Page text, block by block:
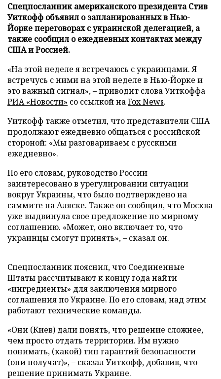
Спецпосланник американского президента Стив
Уиткофф объявил о запланированных в Нью-
Йорке переговорах с украинской делегацией, а
также сообщил о ежедневных контактах между
США и Россией.
«На этой неделе я встречаюсь с украинцами. Я
встречусь с ними на этой неделе в Нью-Йорке и
это важный сигнал», – приводит слова Уиткоффа
РИА «Новости» со ссылкой наFox News.
Уиткофф также отметил, что представители США
продолжают ежедневно общаться с российской
стороной: «Мы разговариваем с русскими
ежедневно».
По его словам, руководство России
заинтересовано в урегулировании ситуации
вокруг Украины, что было подтверждено на
саммите на Аляске. Также он сообщил, что Москва
уже выдвинула свое предложение по мирному
соглашению. «Может, оно включает то, что
украинцы смогут принять», – сказал он.
Спецпосланник пояснил, что Соединенные
Штаты рассчитывают к концу года найти
«ингредиенты» для заключения мирного
соглашения по Украине. По его словам, над этим
работают технические команды.
«Они (Киев) дали понять, что решение сложнее,
чем просто отдать территории. Им нужно
понимать, (какой) тип гарантий безопасности
(они получат)», – сказал Уиткофф, добавив, что
решение принимать Украине.